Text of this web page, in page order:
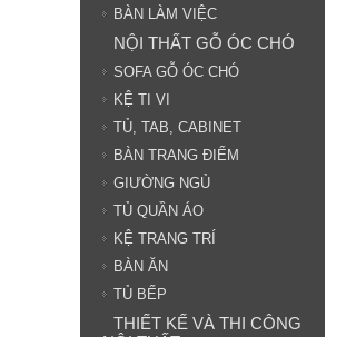
BÀN LÀM VIỆC
NỘI THẤT GỖ ÓC CHÓ
SOFA GỖ ÓC CHÓ
KỆ TI VI
TỦ, TAB, CABINET
BÀN TRANG ĐIỂM
GIƯỜNG NGỦ
TỦ QUẦN ÁO
KỆ TRANG TRÍ
BÀN ĂN
TỦ BẾP
THIẾT KẾ VÀ THI CÔNG